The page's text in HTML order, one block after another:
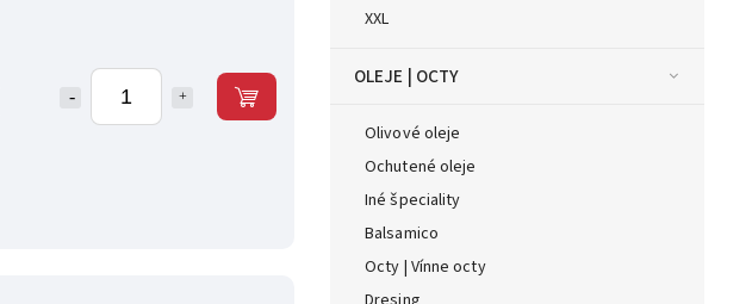
XXL
OLEJE | OCTY
Olivové oleje
Ochutené oleje
Iné špeciality
Balsamico
Octy | Vínne octy